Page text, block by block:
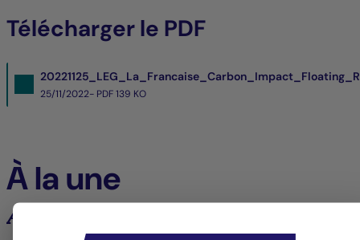
Télécharger le PDF
25/11/2022- PDF139 KO
À la une
Analyses et tendances des marchés